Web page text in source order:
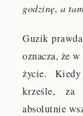
godzinę, a
Guzik
oznacza, że
życie.
krześle, za
absolutnie